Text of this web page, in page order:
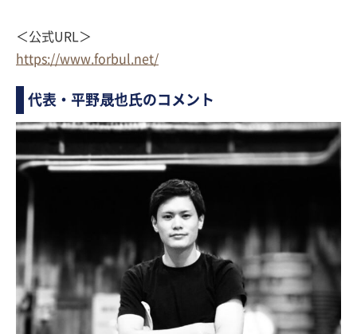
＜公式URL＞
https://www.forbul.net/
代表・平野晟也氏のコメント